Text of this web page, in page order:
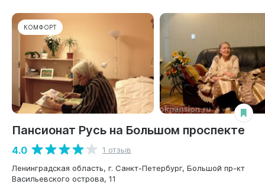
КОМФОРТ
Пансионат Русь на Большом проспекте
4.0
1 отзыв
Ленинградская область, г. Санкт-Петербург, Большой пр-кт
Васильевского острова, 11